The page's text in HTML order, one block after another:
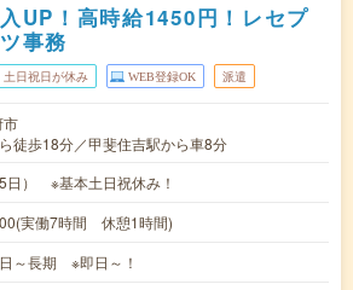
UP！高時給1450円！レセプ
事務
土日祝日が休み WEB登録OK 派遣
市
徒歩18分／甲斐住吉駅から車8分
日） ※基本土日祝休み！
実働7時間 休憩1時間)
日～長期 ※即日～！